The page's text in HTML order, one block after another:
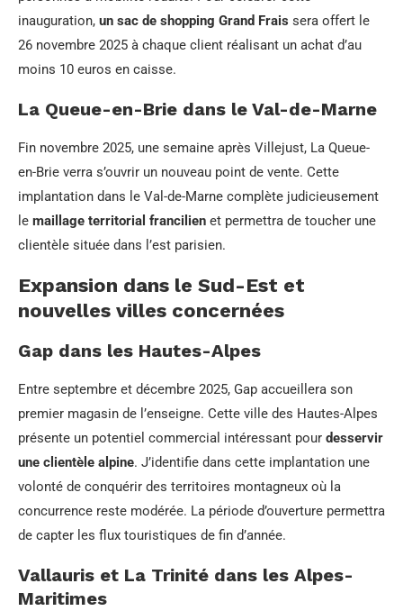
inauguration, un sac de shopping Grand Frais sera offert le
26 novembre 2025 à chaque client réalisant un achat d’au
moins 10 euros en caisse.
La Queue-en-Brie dans le Val-de-Marne
Fin novembre 2025, une semaine après Villejust, La Queue-
en-Brie verra s’ouvrir un nouveau point de vente. Cette
implantation dans le Val-de-Marne complète judicieusement
le maillage territorial francilien et permettra de toucher une
clientèle située dans l’est parisien.
Expansion dans le Sud-Est et
nouvelles villes concernées
Gap dans les Hautes-Alpes
Entre septembre et décembre 2025, Gap accueillera son
premier magasin de l’enseigne. Cette ville des Hautes-Alpes
présente un potentiel commercial intéressant pour desservir
une clientèle alpine. J’identifie dans cette implantation une
volonté de conquérir des territoires montagneux où la
concurrence reste modérée. La période d’ouverture permettra
de capter les flux touristiques de fin d’année.
Vallauris et La Trinité dans les Alpes-
Maritimes